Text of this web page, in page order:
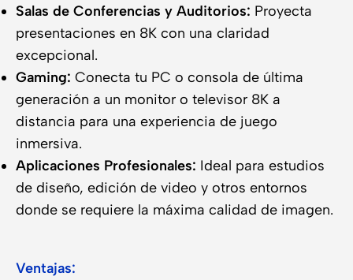
Salas de Conferencias y Auditorios: Proyecta
presentaciones en 8K con una claridad
excepcional.
Gaming: Conecta tu PC o consola de última
generación a un monitor o televisor 8K a
distancia para una experiencia de juego
inmersiva.
Aplicaciones Profesionales: Ideal para estudios
de diseño, edición de video y otros entornos
donde se requiere la máxima calidad de imagen.
Ventajas: